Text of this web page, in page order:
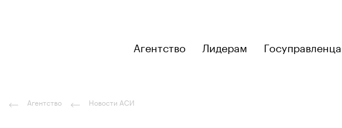
Агентство Лидерам
Агентство Новости АСИ